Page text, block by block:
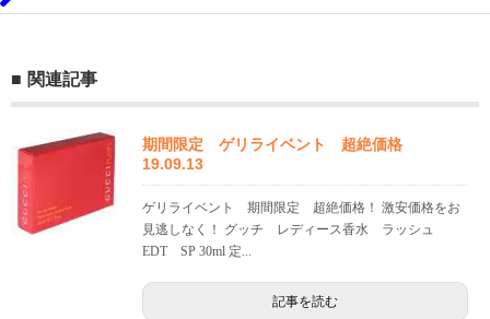
関連記事
期間限定 ゲリライベント 超絶価格
19.09.13
ゲリライベント 期間限定 超絶価格！ 激安価格をお
見逃しなく！ グッチ レディース香水 ラッシュ
EDT SP 30ml 定...
記事を読む